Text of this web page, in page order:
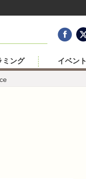
ミング イベント